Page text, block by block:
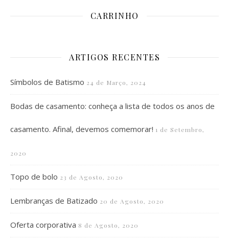
CARRINHO
ARTIGOS RECENTES
Símbolos de Batismo 24 de Março, 2024
Bodas de casamento: conheça a lista de todos os anos de
casamento. Afinal, devemos comemorar! 1 de Setembro,
2020
Topo de bolo 23 de Agosto, 2020
Lembranças de Batizado 20 de Agosto, 2020
Oferta corporativa 8 de Agosto, 2020